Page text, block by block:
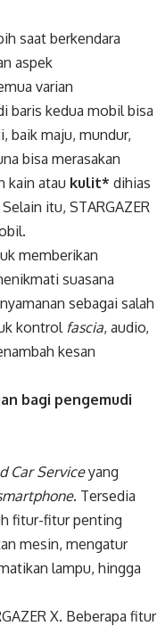
saat berkendara
aspek
varian
baris kedua mobil bisa
baik maju, mundur,
bisa merasakan
kain atau kulit* dihias
itu, STARGAZER
memberikan
suasana
sebagai salah
kontrolfascia, audio,
kesan
bagi pengemudi
Car Serviceyang
. Tersedia
fitur-fitur penting
mesin, mengatur
lampu, hingga
X. Beberapa fitur